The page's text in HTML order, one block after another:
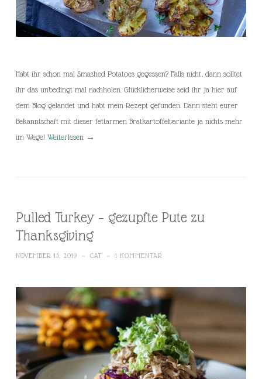
Habt ihr schon mal Smashed Potatoes gegessen? Falls nicht, dann solltet
ihr das unbedingt mal nachholen. Glücklicherweise seid ihr ja hier auf
dem Blog gelandet und habt mein Rezept gefunden. Dann steht eurer
Bekanntschaft mit dieser fettarmen Bratkartoffelvariante ja nichts mehr
im Wege! Weiterlesen →
Pulled Turkey – gezupfte Pute zu
Thanksgiving
NOVEMBER 15, 2019 ~ CAT ~ 1 KOMMENTAR